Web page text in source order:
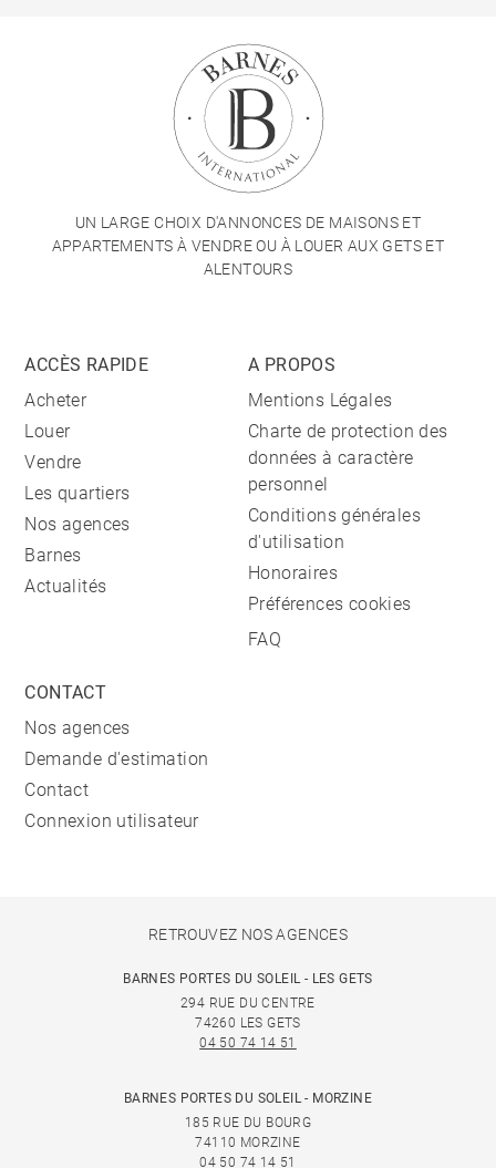
UN LARGE CHOIX D'ANNONCES DE MAISONS ET
APPARTEMENTS À VENDRE OU À LOUER AUX GETS ET
ALENTOURS
ACCÈS RAPIDE
Acheter
Louer
Vendre
Les quartiers
Nos agences
Barnes
Actualités
A PROPOS
Mentions Légales
Charte de protection des
données à caractère
personnel
Conditions générales
d'utilisation
Honoraires
Préférences cookies
FAQ
CONTACT
Nos agences
Demande d'estimation
Contact
Connexion utilisateur
RETROUVEZ NOS AGENCES
BARNES PORTES DU SOLEIL - LES GETS
294 RUE DU CENTRE
74260 LES GETS
04 50 74 14 51
BARNES PORTES DU SOLEIL - MORZINE
185 RUE DU BOURG
74110 MORZINE
04 50 74 14 51